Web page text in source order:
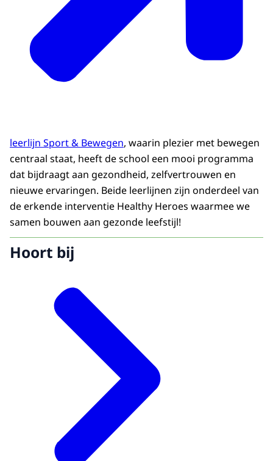
leerlijn Sport & Bewegen, waarin plezier met bewegen
centraal staat, heeft de school een mooi programma
dat bijdraagt aan gezondheid, zelfvertrouwen en
nieuwe ervaringen. Beide leerlijnen zijn onderdeel van
de erkende interventie Healthy Heroes waarmee we
samen bouwen aan gezonde leefstijl!
Hoort bij